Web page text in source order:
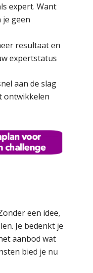
expert. Want
geen
resultaat en
expertstatus
aan de slag
ontwikkelen
een idee,
Je bedenkt je
aanbod wat
bied je nu